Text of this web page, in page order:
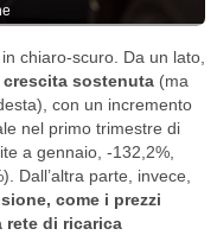
chiaro-scuro. Da un lato,
crescita sostenuta(ma
con un incremento
nel primo trimestre di
a gennaio, -132,2%,
Dall’altra parte, invece,
come i prezzi
rete di ricarica